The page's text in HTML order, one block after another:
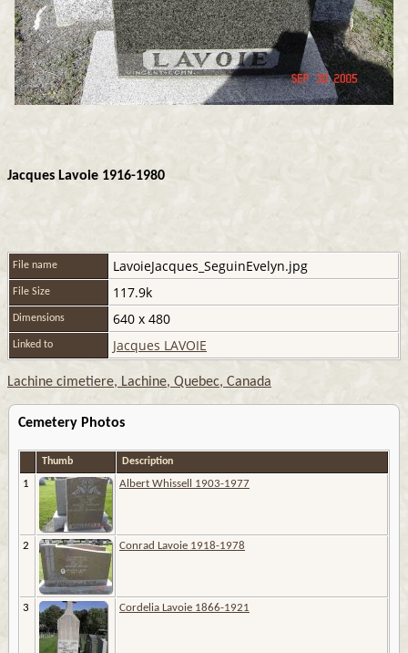
Jacques Lavoie 1916-1980
File name LavoieJacques_SeguinEvelyn.jpg
File Size 117.9k
Dimensions 640 x 480
Linked to Jacques LAVOIE
Lachine cimetiere, Lachine, Quebec, Canada
Cemetery Photos
Thumb Description
1 Albert Whissell 1903-1977
2 Conrad Lavoie 1918-1978
3 Cordelia Lavoie 1866-1921